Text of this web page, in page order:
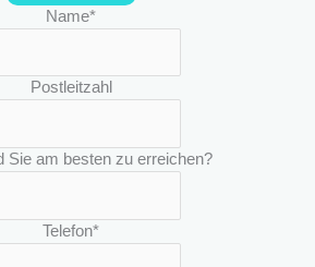
Name*
Postleitzahl
Sie am besten zu erreichen?
Telefon*